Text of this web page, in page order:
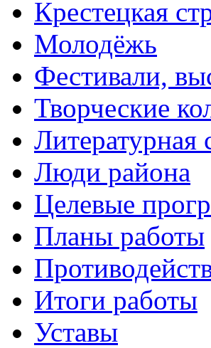
Крестецкая
Молодёжь
Фестивали,
Творческие
Литературная
Люди района
Целевые
Планы работы
Итоги работы
Уставы